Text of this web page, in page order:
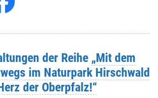
der Reihe „Mit dem
im Naturpark Hirschwald
der Oberpfalz!“